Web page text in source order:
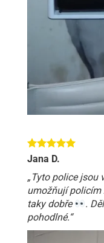
Jana D.
„Tyto police jsou
umožňují policím
taky dobře
.
pohodlné.“